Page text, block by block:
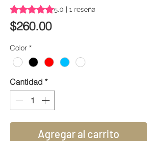
Según 1 reseña, la calificación es de 5.0
5.0 | 1 reseña
$260.00Precio
Color *
Cantidad *
Agregar al carrito